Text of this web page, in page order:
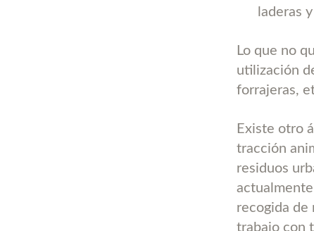
laderas
Lo que no
utilización
forrajeras,
Existe otro
tracción
residuos
recogida de
trabajo con